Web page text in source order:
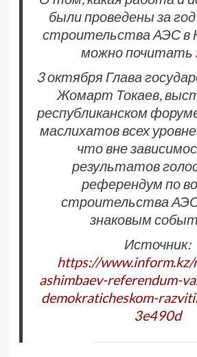
были проведены за
строительства АЭС в
можно почитать
3 октября Глава
Жомарт Токаев,
республиканском
маслихатов всех
что вне
результатов
референдум по
строительства
знаковым
Источник:
https://www.inform.kz/
ashimbaev-referendum-
demokraticheskom-
3e490d